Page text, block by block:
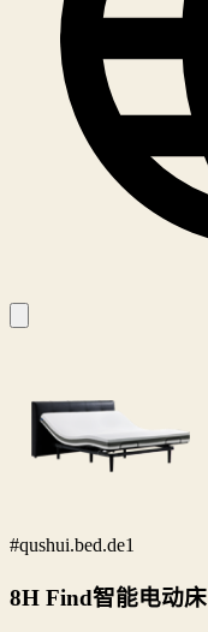
#qushui.bed.de1
8H Find智能电动床